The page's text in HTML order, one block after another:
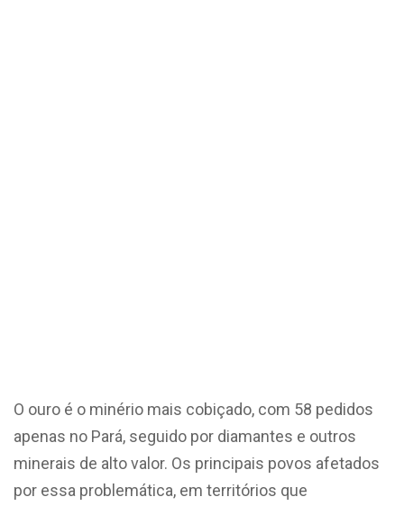
O ouro é o minério mais cobiçado, com 58 pedidos
apenas no Pará, seguido por diamantes e outros
minerais de alto valor. Os principais povos afetados
por essa problemática, em territórios que